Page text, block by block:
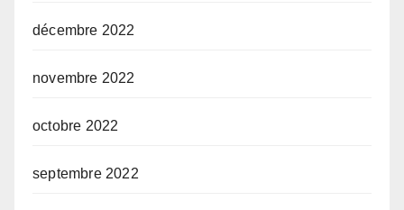
décembre 2022
novembre 2022
octobre 2022
septembre 2022